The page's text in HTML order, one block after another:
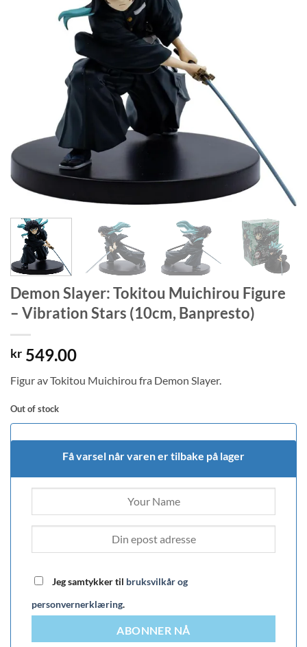
Demon Slayer: Tokitou Muichirou Figure
– Vibration Stars (10cm, Banpresto)
kr 549.00
Figur av Tokitou Muichirou fra Demon Slayer.
Out of stock
Få varsel når varen er tilbake på lager
Jeg samtykker til bruksvilkår og
personvernerklæring.
ABONNER NÅ